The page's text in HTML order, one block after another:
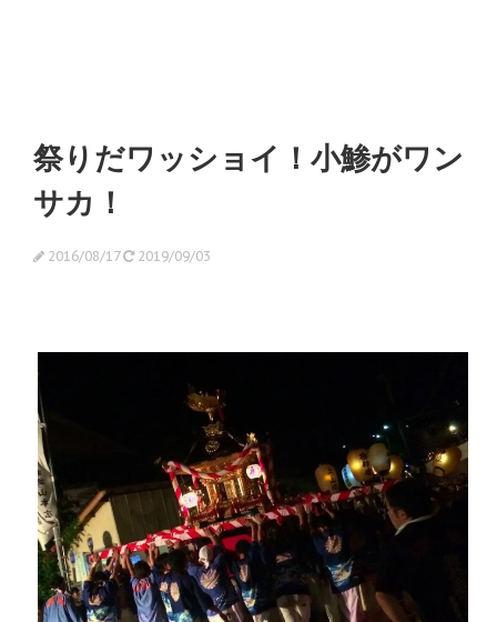
祭りだワッショイ！小鯵がワン
サカ！
2016/08/17 2019/09/03